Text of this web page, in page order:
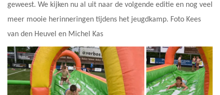
geweest. We kijken nu al uit naar de volgende editie en nog veel
meer mooie herinneringen tijdens het jeugdkamp. Foto Kees
van den Heuvel en Michel Kas